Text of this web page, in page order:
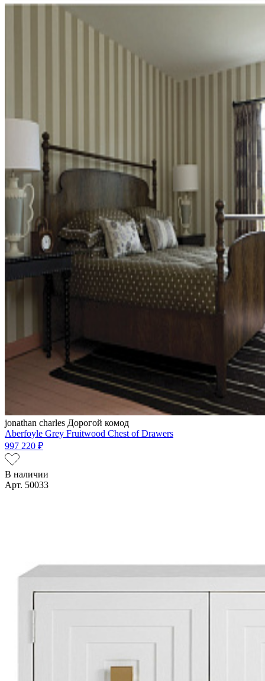
jonathan charles Дорогой комод
Aberfoyle Grey Fruitwood Chest of Drawers
997 220 ₽
В наличии
Арт. 50033